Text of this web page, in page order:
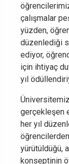
çalışmalar
yüzden,
düzenlediği
ediyor,
için ihtiyaç
yıl
gerçekleşen
her yıl
yürütüldüğü,
konseptinin